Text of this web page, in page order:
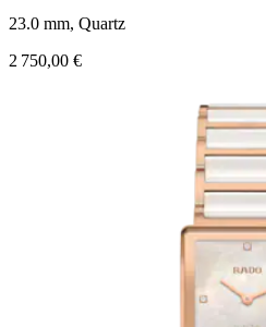
23.0 mm, Quartz
2 750,00 €